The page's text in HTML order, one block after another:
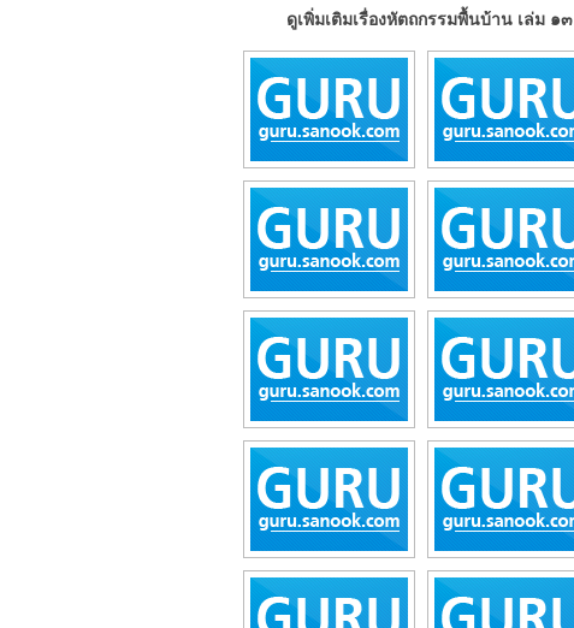
ดูเพิ่มเติมเรื่องหัตถกรรมพื้นบ้าน เล่ม ๑๓